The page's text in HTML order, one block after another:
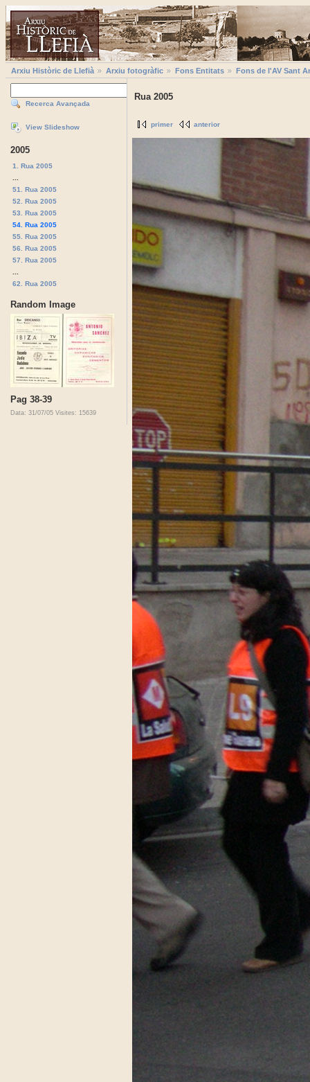
Arxiu Històric de Llefià Arxiu fotogràfic Fons Entitats Fons de l'AV Sant
Recerca Avançada
View Slideshow
2005
1. Rua 2005
51. Rua 2005
52. Rua 2005
53. Rua 2005
54. Rua 2005
55. Rua 2005
56. Rua 2005
57. Rua 2005
62. Rua 2005
Random Image
Pag 38-39
Data: 31/07/05 Visites: 15639
Rua 2005
primer anterior